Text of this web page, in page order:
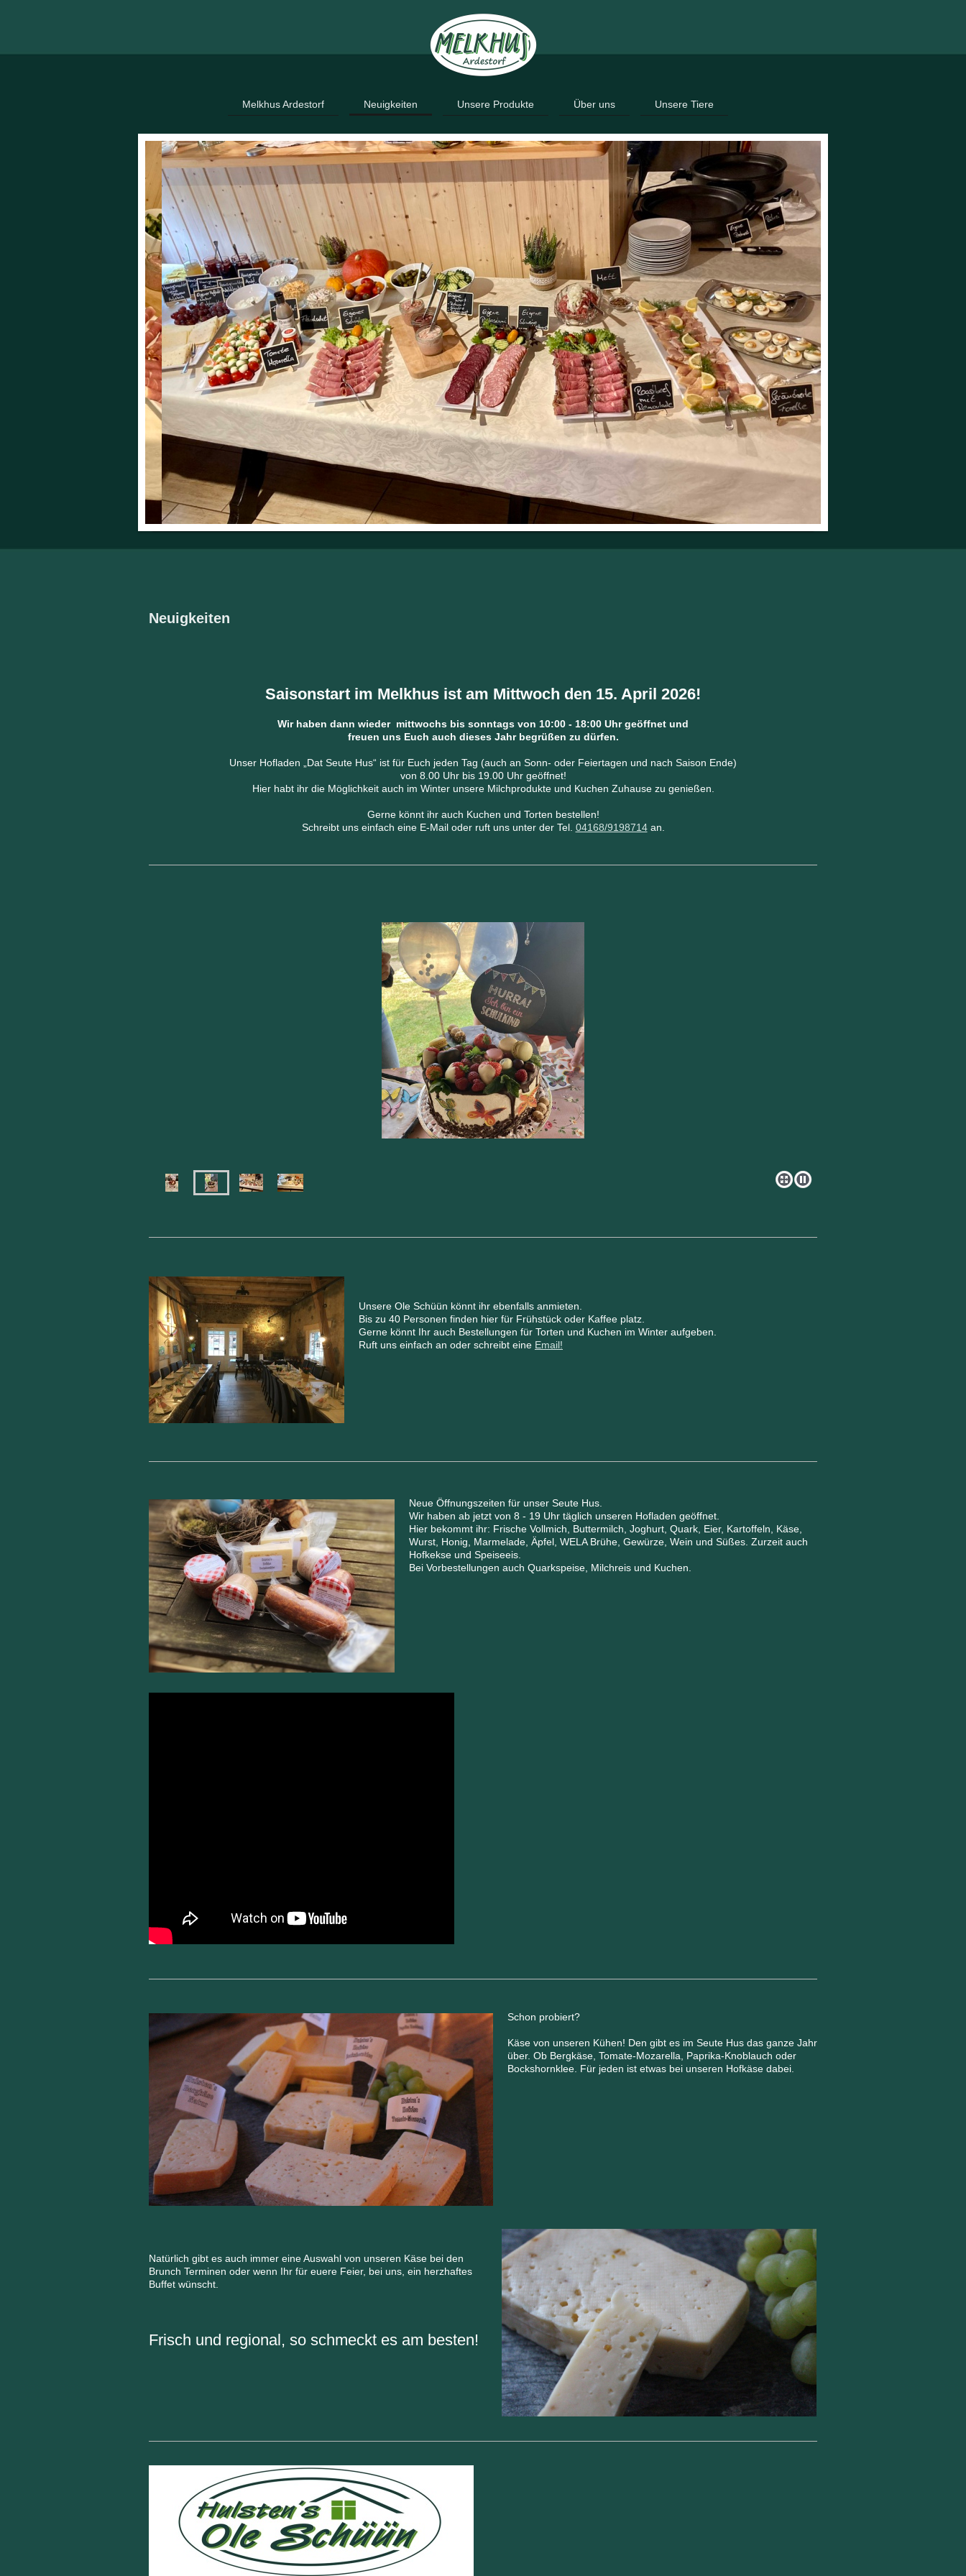
Melkhus Ardestorf Neuigkeiten Unsere Produkte Über uns Unsere Tiere
Neuigkeiten
Saisonstart im Melkhus ist am Mittwoch den 15. April 2026!
Wir haben dann wieder mittwochs bis sonntags von 10:00 - 18:00 Uhr geöffnet und
freuen uns Euch auch dieses Jahr begrüßen zu dürfen.
Unser Hofladen „Dat Seute Hus“ ist für Euch jeden Tag (auch an Sonn- oder Feiertagen und nach Saison Ende)
von 8.00 Uhr bis 19.00 Uhr geöffnet!
Hier habt ihr die Möglichkeit auch im Winter unsere Milchprodukte und Kuchen Zuhause zu genießen.
Gerne könnt ihr auch Kuchen und Torten bestellen!
Schreibt uns einfach eine E-Mail oder ruft uns unter der Tel. 04168/9198714an.
Unsere Ole Schüün könnt ihr ebenfalls anmieten.
Bis zu 40 Personen finden hier für Frühstück oder Kaffee platz.
Gerne könnt Ihr auch Bestellungen für Torten und Kuchen im Winter aufgeben.
Ruft uns einfach an oder schreibt eine Email!
Neue Öffnungszeiten für unser Seute Hus.
Wir haben ab jetzt von 8 - 19 Uhr täglich unseren Hofladen geöffnet.
Hier bekommt ihr: Frische Vollmich, Buttermilch, Joghurt, Quark, Eier, Kartoffeln, Käse,
Wurst, Honig, Marmelade, Äpfel, WELA Brühe, Gewürze, Wein und Süßes. Zurzeit auch
Hofkekse und Speiseeis.
Bei Vorbestellungen auch Quarkspeise, Milchreis und Kuchen.
Schon probiert?
Käse von unseren Kühen! Den gibt es im Seute Hus das ganze Jahr
über. Ob Bergkäse, Tomate-Mozarella, Paprika-Knoblauch oder
Bockshornklee. Für jeden ist etwas bei unseren Hofkäse dabei.
Natürlich gibt es auch immer eine Auswahl von unseren Käse bei den
Brunch Terminen oder wenn Ihr für euere Feier, bei uns, ein herzhaftes
Buffet wünscht.
Frisch und regional, so schmeckt es am besten!